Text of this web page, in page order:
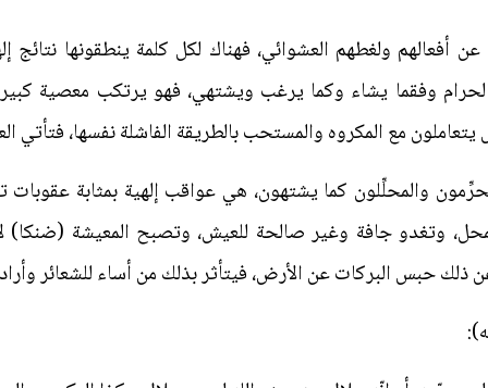
أفعالهم ولغطهم العشوائي، فهناك لكل كلمة ينطقونها نتائج
وفقما يشاء وكما يرغب ويشتهي، فهو يرتكب معصية
مع المكروه والمستحب بالطريقة الفاشلة نفسها، فتأتي
والمحلِّلون كما يشتهون، هي عواقب إلهية بمثابة
وتغدو جافة وغير صالحة للعيش، وتصبح المعيشة (ضنكا)
ذلك حبس البركات عن الأرض، فيتأثر بذلك من أساء للشعائر